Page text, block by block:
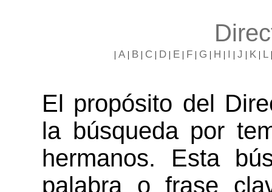
| A| B| C| D| E| F| G | H | I | J | K | L
El propósito del
la búsqueda por
hermanos. Esta
palabra o frase